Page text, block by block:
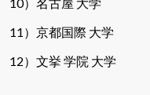
10）名古屋 大学
11 ）京都国際 大学
12）文挙 学院 大学